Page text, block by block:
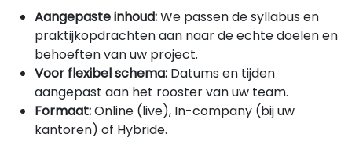
Aangepaste inhoud:We passen de syllabus en
praktijkopdrachten aan naar de echte doelen en
behoeften van uw project.
Voor flexibel schema: Datums en tijden
aangepast aan het rooster van uw team.
Formaat:Online (live), In-company (bij uw
kantoren) of Hybride.